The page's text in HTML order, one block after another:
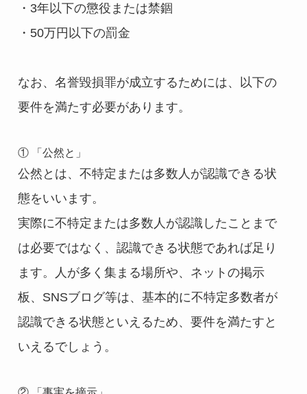
・3年以下の懲役または禁錮
・50万円以下の罰金
なお、名誉毀損罪が成立するためには、以下の
要件を満たす必要があります。
① 「公然と」
公然とは、不特定または多数人が認識できる状
態をいいます。
実際に不特定または多数人が認識したことまで
は必要ではなく、認識できる状態であれば足り
ます。人が多く集まる場所や、ネットの掲示
板、SNSブログ等は、基本的に不特定多数者が
認識できる状態といえるため、要件を満たすと
いえるでしょう。